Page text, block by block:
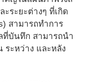
ระยะต่างๆ ที่เกิด
สามารถทำการ
บันทึก สามารถนำ
ระหว่าง และหลัง